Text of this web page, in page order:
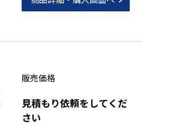
販売価格
見積もり依頼をしてくだ
さい